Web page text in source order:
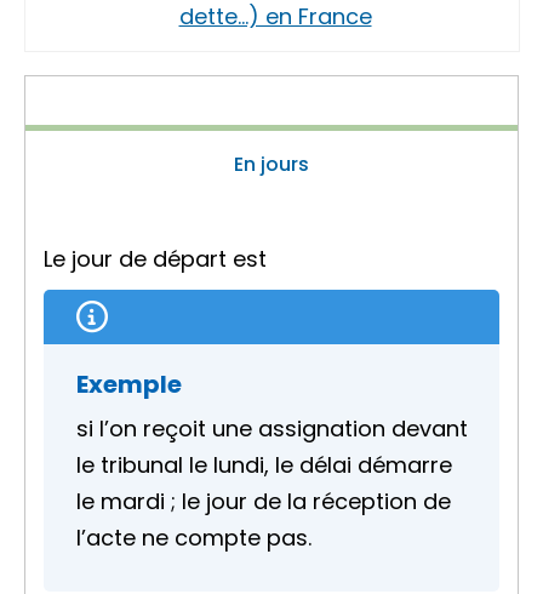
dette…) en France
En jours
Le jour de départ est
Exemple
si l’on reçoit une assignation devant
le tribunal le lundi, le délai démarre
le mardi ; le jour de la réception de
l’acte ne compte pas.